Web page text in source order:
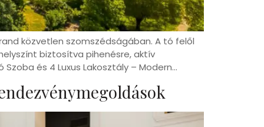
közvetlen szomszédságában. A tó felől
biztosítva pihenésre, aktív
és 4 Luxus Lakosztály – Modern…